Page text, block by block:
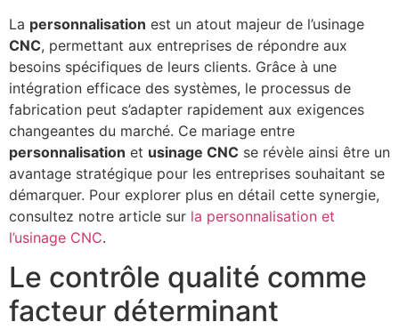
La personnalisation est un atout majeur de l’usinage
CNC, permettant aux entreprises de répondre aux
besoins spécifiques de leurs clients. Grâce à une
intégration efficace des systèmes, le processus de
fabrication peut s’adapter rapidement aux exigences
changeantes du marché. Ce mariage entre
personnalisation et usinage CNC se révèle ainsi être un
avantage stratégique pour les entreprises souhaitant se
démarquer. Pour explorer plus en détail cette synergie,
consultez notre article sur la personnalisation et
l’usinage CNC.
Le contrôle qualité comme
facteur déterminant